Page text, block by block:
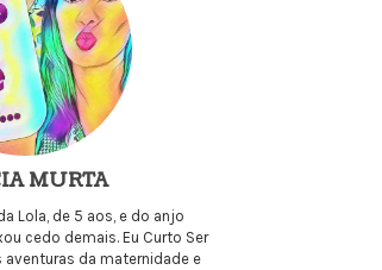
MURTA
Lola, de 5 aos, e do anjo
cedo demais. Eu Curto Ser
aventuras da maternidade e